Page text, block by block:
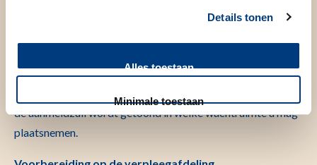
Details tonen
Alles toestaan
Minimale toestaan
hier niet weergegeven.Bij aankomst op de verpleegafdeling
de aanmeldzuil wordt getoond in welke wachtruimte u mag
plaatsnemen.